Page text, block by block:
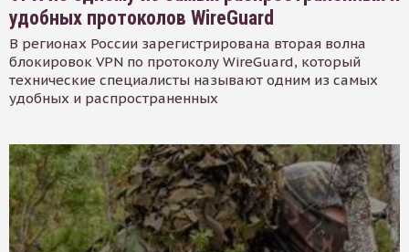
удобных протоколов WireGuard
В регионах России зарегистрирована вторая волна
блокировок VPN по протоколу WireGuard, который
технические специалисты называют одним из самых
удобных и распространенных